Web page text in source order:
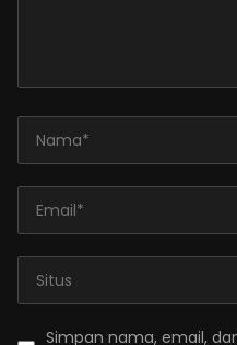
Simpan nama, email,